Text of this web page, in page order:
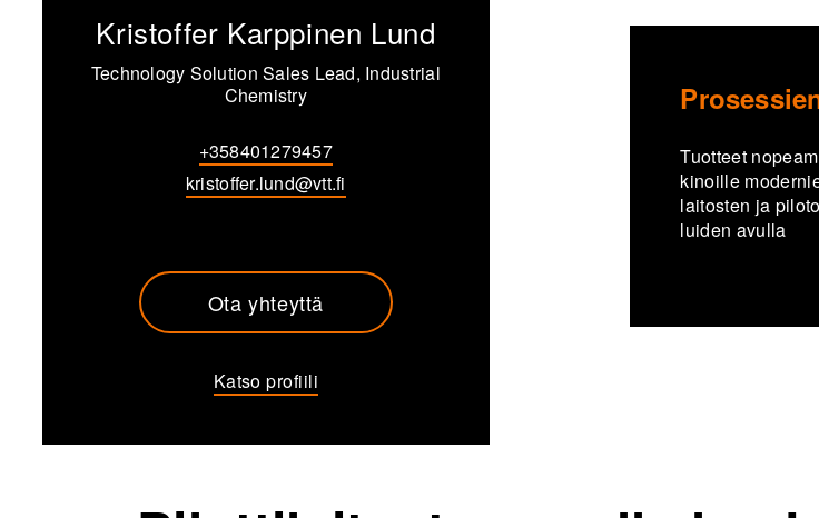
Tuot­teet
ki­noil­le
lai­tos­ten ja
lui­den avul­la
Kristoffer Karppinen Lund
Technology Solution Sales Lead, Industrial
Chemistry
+358401279457
kristoffer.lund@vtt.fi
Ota yhteyttä
Katso profiili